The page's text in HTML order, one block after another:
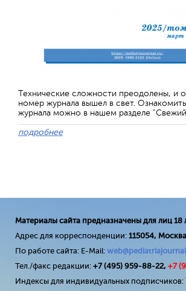
Технические сложности преодолены, и
номер журнала вышел в свет.
журнала можно в нашем разделе
подробнее
Материалы сайта предназначены для лиц 18
Адрес для корреспонденции: 115054,
По работе сайта: E-Mail:
Тел./факс редакции: +7 (495) 959-88-22, +7 (
Индексы для индивидуальных подписчиков: